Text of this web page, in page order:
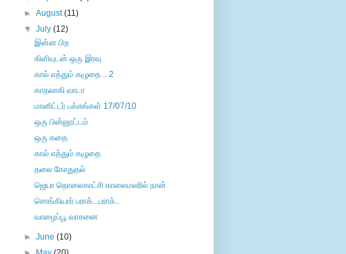
►August(11)
▼July(12)
இன்ன பிற
கிளியுடன் ஒரு இரவு
கால் எத்தும் கழுதை .. 2
காதலாகி வாடா
மானிட்டர் பக்கங்கள் 17/07/10
ஒரு பின்னூட்டம்
ஒரு கதை
கால் எத்தும் கழுதை
தலை கோதுதல்
ஜெயா தொலைகாட்சி காலைமலரில் நான்
சொங்கியார் பராக்...பராக்..
வாழைப்பூ வாசனை
►June(10)